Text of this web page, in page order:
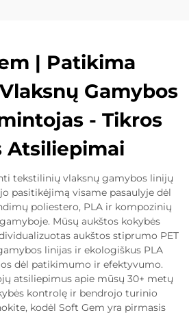
| Patikima
Gamybos
- Tikros
Atsiliepimai
tekstilinių vlaksnų gamybos linijų
pasitikėjimą visame pasaulyje dėl
poliestero, PLA ir kompozinių
Mūsų aukštos kokybės
aukštos stiprumo PET
linijas ir ekologiškus PLA
dėl patikimumo ir efektyvumo.
atsiliepimus apie mūsų 30+ metų
kontrolę ir bendrojo turinio
kodėl Soft Gem yra pirmasis